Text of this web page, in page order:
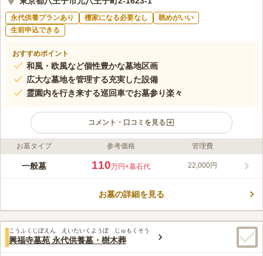
永代供養プランあり 檀家になる必要なし
眺めがいい
生前申込できる
おすすめポイント
和風・欧風など個性豊かな墓地区画
広大な墓地を管理する充実した設備
霊園内を行き来する巡回車でお墓参り楽々
コメント・口コミを見る
ライフドット編集部のコメント
東京霊園は1965年に開園し、50年以上の歴史がある名門霊園で
ケーションにあります。 八王子の丘陵に広がる広大な敷地内
動することが可能です。 区画は、一般墓所の他、京都の庭園を
想起させる「もみじ苑」や高級ガーデニング庭園のような「欧風
墓域」、2020年10月に誕生した「グリーンガーデン」などバリ
口コミ評価
みんなの評価
3.7 口コミ 21
70代女性
霊園近くにホームセンターがあるし、花屋が何軒かあるので、お
お墓タイプ 参考価格 管理費
一般墓 110万円+墓石代 22,000円
お墓の詳細を見る
こうふくじぼえん えいたいくようぼ じゅもくそう
興福寺墓苑 永代供養墓・樹木葬